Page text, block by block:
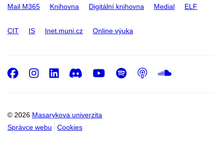
Mail M365 Knihovna Digitální knihovna Medial ELF
CIT IS Inet.muni.cz Online výuka
© 2026 Masarykova univerzita
Správce webu
Cookies
Facebook
Instagram
LinkedIn
DiscordYoutube
Spotify
Podcast